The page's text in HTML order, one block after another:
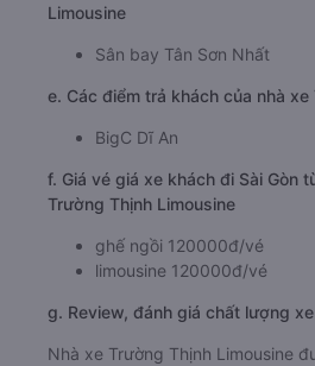
Limousine
Sân bay Tân Sơn Nhất
e. Các điểm trả khách của nhà
BigC Dĩ An
f. Giá vé giá xe khách đi Sài Gòn
Trường Thịnh Limousine
ghế ngồi 120000đ/vé
limousine 120000đ/vé
g. Review, đánh giá chất lượng
Nhà xe Trường Thịnh Limousine